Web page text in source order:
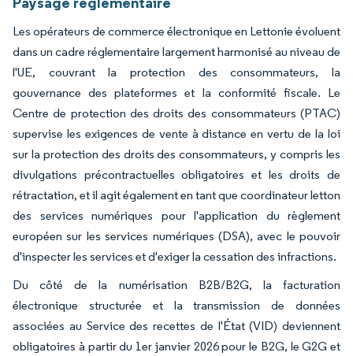
Les opérateurs de commerce électronique en Lettonie évoluent
dans un cadre réglementaire largement harmonisé au niveau de
l'UE, couvrant la protection des consommateurs, la
gouvernance des plateformes et la conformité fiscale. Le
Centre de protection des droits des consommateurs (PTAC)
supervise les exigences de vente à distance en vertu de la loi
sur la protection des droits des consommateurs, y compris les
divulgations précontractuelles obligatoires et les droits de
rétractation, et il agit également en tant que coordinateur letton
des services numériques pour l'application du règlement
européen sur les services numériques (DSA), avec le pouvoir
d'inspecter les services et d'exiger la cessation des infractions.
Du côté de la numérisation B2B/B2G, la facturation
électronique structurée et la transmission de données
associées au Service des recettes de l'État (VID) deviennent
obligatoires à partir du 1er janvier 2026 pour le B2G, le G2G et